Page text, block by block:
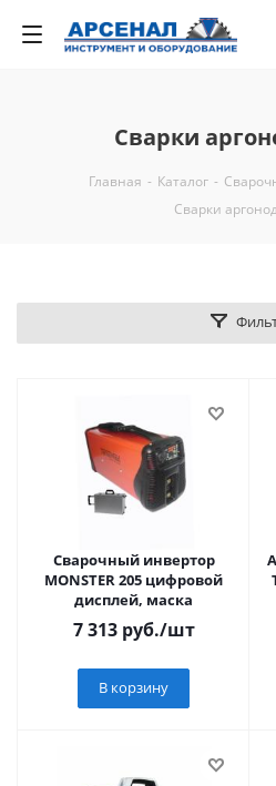
Сварки
Главная - Каталог -
Сварки
Сварочный инвертор
MONSTER 205 цифровой
дисплей, маска
7 313руб./шт
В корзину